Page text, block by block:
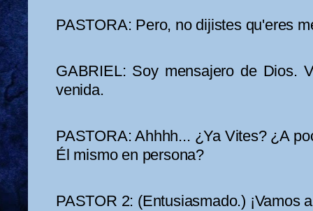
PASTORA: Pero, no dijistes qu'eres
GABRIEL: Soy mensajero de Dios.
venida.
PASTORA: Ahhhh... ¿Ya Vites? ¿A
Él mismo en persona?
PASTOR 2: (Entusiasmado.) ¡Vamos